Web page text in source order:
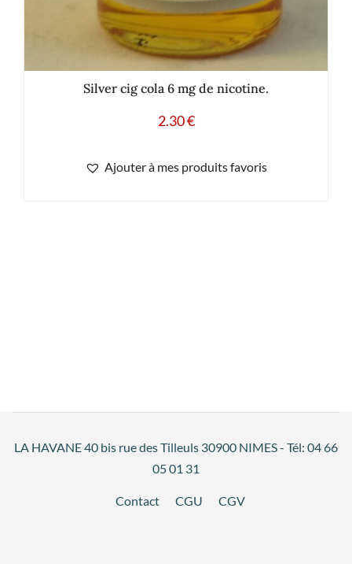
Silver cig cola 6 mg de nicotine.
2.30€
Ajouter à mes produits favoris
LA HAVANE 40 bis rue des Tilleuls 30900 NIMES - Tél: 04 66
05 01 31
Contact CGU CGV